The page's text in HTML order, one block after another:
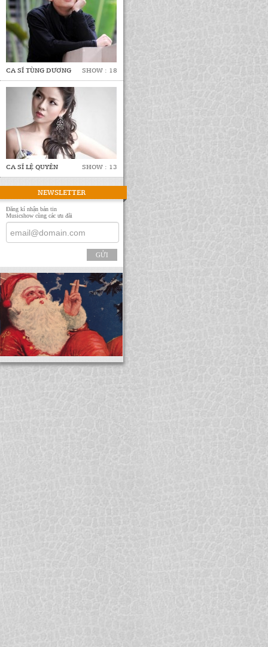
CA SĨ TÙNG DƯƠNG SHOW : 18
CA SĨ LỆ QUYÊN SHOW : 13
NEWSLETTER
Đăng kí nhận bản tin
Musicshow cùng các ưu đãi
GỬI